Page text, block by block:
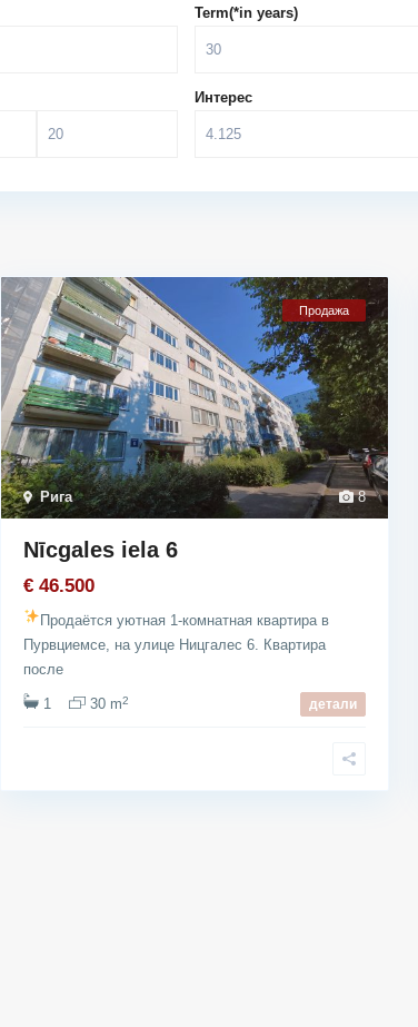
Term(*in years)
Интерес
8
Рига
Продажа
Nīcgales iela 6
€ 46.500
Продаётся уютная 1-комнатная квартира в
Пурвциемсе, на улице Ницгалес 6. Квартира
после
1 30 m2 детали